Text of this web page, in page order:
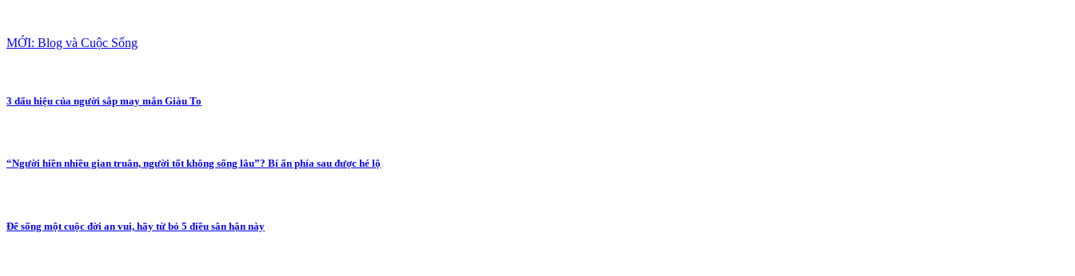
MỚI: Blog và Cuộc Sống
3 dấu hiệu của người sắp may mắn Giàu To
“Người hiền nhiều gian truân, người tốt không sống lâu”? Bí ẩn phía sau được hé lộ
Để sống một cuộc đời an vui, hãy từ bỏ 5 điều sân hận này